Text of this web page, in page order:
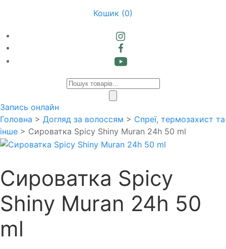
Кошик (0)
Products
Запись онлайн
Головна > Догляд за волоссям > Спреї, термозахист та
інше > Сироватка Spicy Shiny Muran 24h 50 ml
Сироватка Spicy
Shiny Muran 24h 50
ml